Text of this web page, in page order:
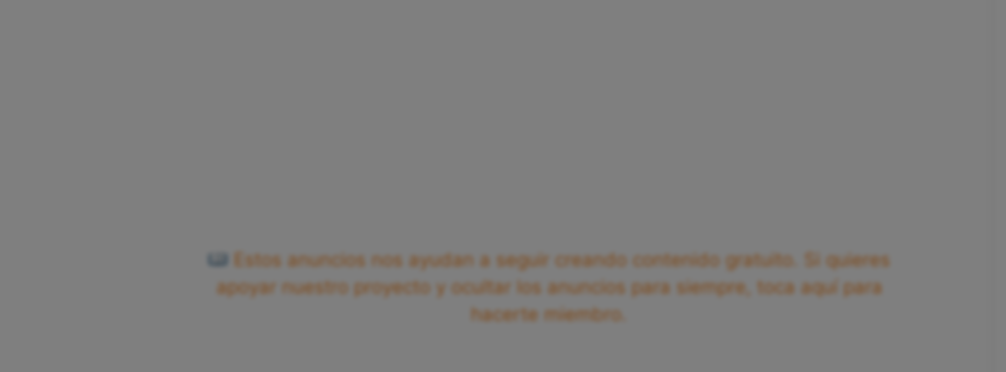
Estos anuncios nos ayudan a seguir creando contenido gratuito. Si quieres
apoyar nuestro proyecto y ocultar los anuncios para siempre, toca aquí para
hacerte miembro.